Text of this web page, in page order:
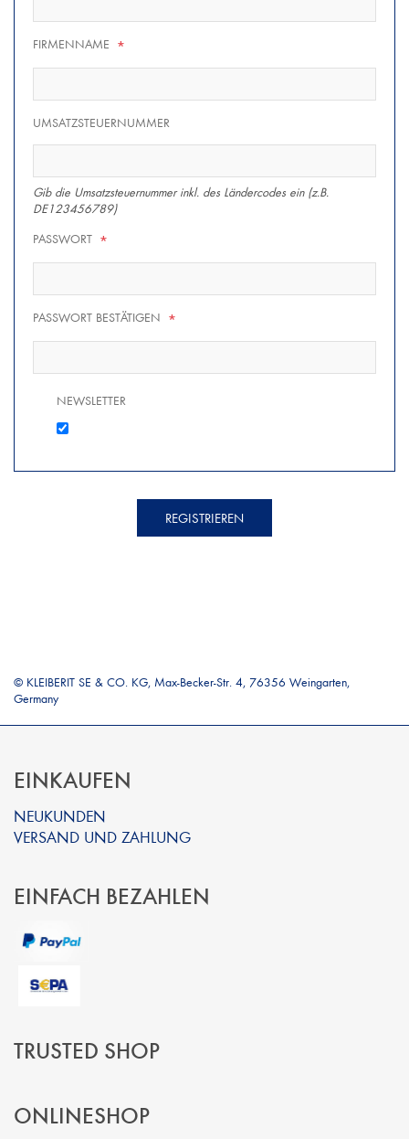
FIRMENNAME *
UMSATZSTEUERNUMMER
Gib die Umsatzsteuernummer inkl. des Ländercodes ein (z.B.
DE123456789)
PASSWORT *
PASSWORT BESTÄTIGEN *
NEWSLETTER
REGISTRIEREN
© KLEIBERIT SE & CO. KG, Max-Becker-Str. 4, 76356 Weingarten,
Germany
EINKAUFEN
NEUKUNDEN
VERSAND UND ZAHLUNG
EINFACH BEZAHLEN
TRUSTED SHOP
ONLINESHOP